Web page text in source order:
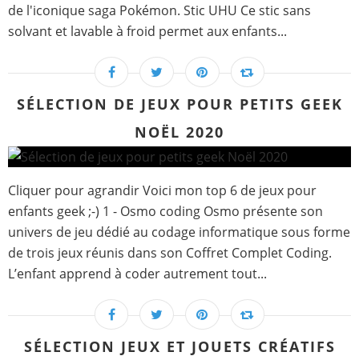
de l'iconique saga Pokémon. Stic UHU Ce stic sans
solvant et lavable à froid permet aux enfants...
SÉLECTION DE JEUX POUR PETITS GEEK
NOËL 2020
Cliquer pour agrandir Voici mon top 6 de jeux pour
enfants geek ;-) 1 - Osmo coding Osmo présente son
univers de jeu dédié au codage informatique sous forme
de trois jeux réunis dans son Coffret Complet Coding.
L’enfant apprend à coder autrement tout...
SÉLECTION JEUX ET JOUETS CRÉATIFS